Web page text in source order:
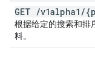
GET /v1alpha1 /
根据给定的搜索和排
料。